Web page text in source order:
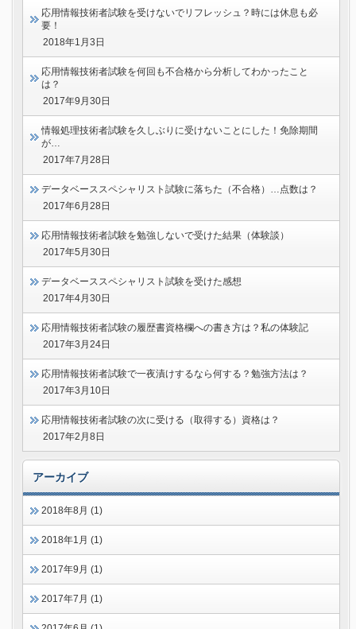
応用情報技術者試験を受けないでリフレッシュ？時には休息も必
要！
2018年1月3日
応用情報技術者試験を何回も不合格から分析してわかったこと
は？
2017年9月30日
情報処理技術者試験を久しぶりに受けないことにした！免除期間
が…
2017年7月28日
データベーススペシャリスト試験に落ちた（不合格）…点数は？
2017年6月28日
応用情報技術者試験を勉強しないで受けた結果（体験談）
2017年5月30日
データベーススペシャリスト試験を受けた感想
2017年4月30日
応用情報技術者試験の履歴書資格欄への書き方は？私の体験記
2017年3月24日
応用情報技術者試験で一夜漬けするなら何する？勉強方法は？
2017年3月10日
応用情報技術者試験の次に受ける（取得する）資格は？
2017年2月8日
アーカイブ
2018年8月 (1)
2018年1月 (1)
2017年9月 (1)
2017年7月 (1)